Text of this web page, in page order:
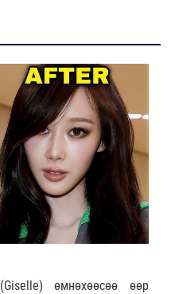
өмнөхөөсөө өөр